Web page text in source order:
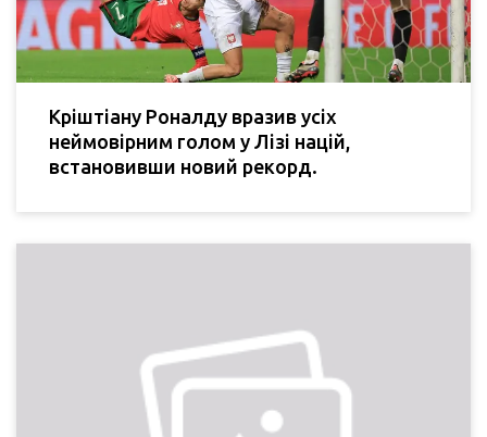
Кріштіану Роналду вразив усіх
неймовірним голом у Лізі націй,
встановивши новий рекорд.